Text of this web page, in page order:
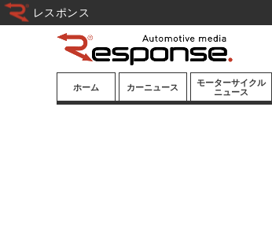
ホーム カーニュース
モーターサイクル
ニュース
レスポンス